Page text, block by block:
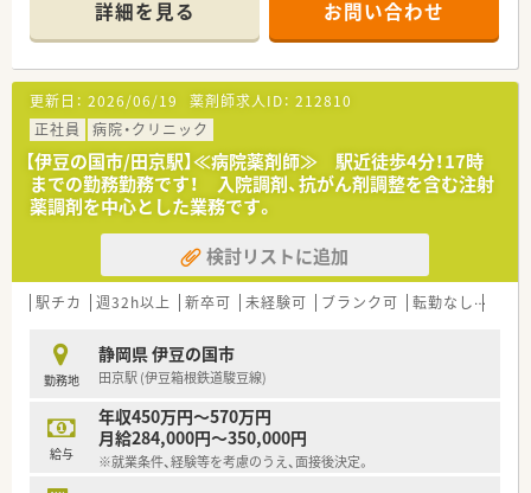
■教育にも力を入れており、学会参加や研修費用も会社がサポー
トしてくれます。
■神奈川県には在宅患者数日本一の店舗があるなど、各エリアで
地域に根差した医療を提供しています。
■65歳までの再雇用制度がございます。
■女性が働きやすいよう育児支援制度も整っており、仕事と育児
の両立をされているママ薬剤師さんも活躍中です。
≪店舗特徴≫
■内科メインで、調剤の基本が学べる薬局です。
■薬剤師は常に複数名体制です。
■女性が働きやすいよう育児支援制度も整っており、仕事と育児
の両立をされているママ薬剤師さんも活躍中です。
■弊社からのご紹介実績もあり、安心してご就業いただけます。
詳細を見る お問い合わせ
更新日： 2026/06/19 薬剤師求人ID： 212810
正社員
病院・クリニック
【伊豆の国市/田京駅】≪病院薬剤師≫ 駅近徒歩4分！17時
までの勤務勤務です！ 入院調剤、抗がん剤調整を含む注射
薬調剤を中心とした業務です。
検討リストに追加
駅チカ 週32h以上 新卒可 未経験可 ブランク可 転勤なし
勤務地
静岡県 伊豆の国市
田京駅 (伊豆箱根鉄道駿豆線)
給与
年収450万円～570万円
月給284,000円～350,000円
※就業条件、経験等を考慮のうえ、面接後決定。